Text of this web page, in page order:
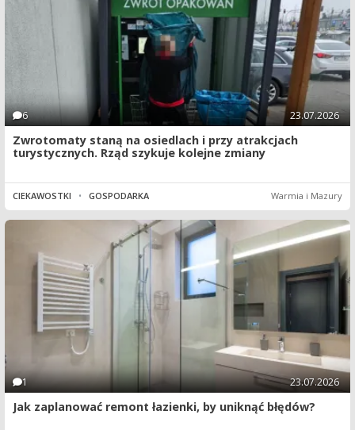
6 23.07.2026
Zwrotomaty staną na osiedlach i przy atrakcjach
turystycznych. Rząd szykuje kolejne zmiany
CIEKAWOSTKI • GOSPODARKA Warmia i Mazury
1 23.07.2026
Jak zaplanować remont łazienki, by uniknąć błędów?